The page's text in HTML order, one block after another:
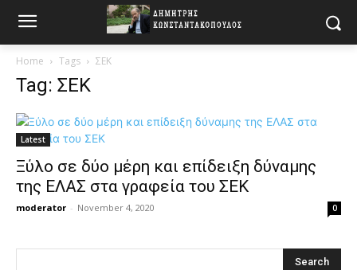
Home Tags ΣΕΚ
Tag: ΣΕΚ
Latest
Ξύλο σε δύο μέρη και επίδειξη δύναμης
της ΕΛΑΣ στα γραφεία του ΣΕΚ
moderator - November 4, 2020 0